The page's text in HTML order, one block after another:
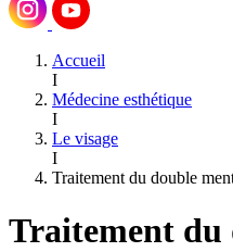
Accueil
I
Médecine esthétique
I
Le visage
I
Traitement du double
Traitement du